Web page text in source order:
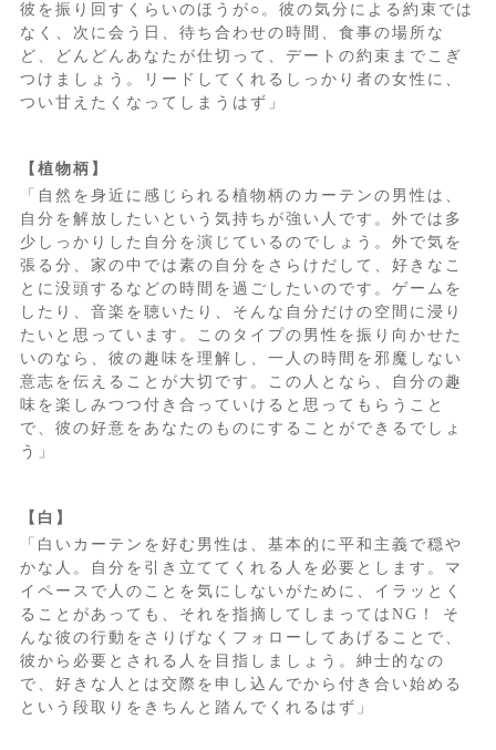
彼を振り回すくらいのほうが○。彼の気分による約束では
なく、次に会う日、待ち合わせの時間、食事の場所な
ど、どんどんあなたが仕切って、デートの約束までこぎ
つけましょう。リードしてくれるしっかり者の女性に、
つい甘えたくなってしまうはず」
【植物柄】
「自然を身近に感じられる植物柄のカーテンの男性は、
自分を解放したいという気持ちが強い人です。外では多
少しっかりした自分を演じているのでしょう。外で気を
張る分、家の中では素の自分をさらけだして、好きなこ
とに没頭するなどの時間を過ごしたいのです。ゲームを
したり、音楽を聴いたり、そんな自分だけの空間に浸り
たいと思っています。このタイプの男性を振り向かせた
いのなら、彼の趣味を理解し、一人の時間を邪魔しない
意志を伝えることが大切です。この人となら、自分の趣
味を楽しみつつ付き合っていけると思ってもらうこと
で、彼の好意をあなたのものにすることができるでしょ
う」
【白】
「白いカーテンを好む男性は、基本的に平和主義で穏や
かな人。自分を引き立ててくれる人を必要とします。マ
イペースで人のことを気にしないがために、イラッとく
ることがあっても、それを指摘してしまってはNG！ そ
んな彼の行動をさりげなくフォローしてあげることで、
彼から必要とされる人を目指しましょう。紳士的なの
で、好きな人とは交際を申し込んでから付き合い始める
という段取りをきちんと踏んでくれるはず」